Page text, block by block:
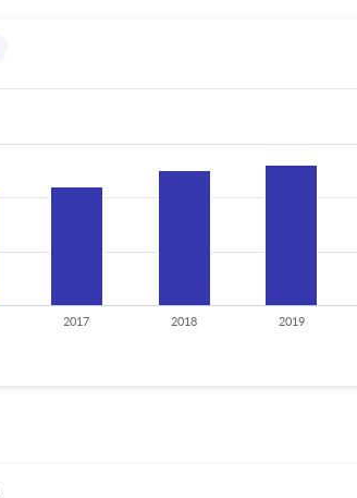
2017 2018 2019